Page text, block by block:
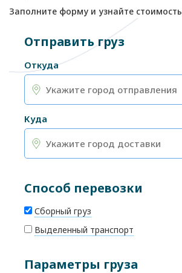
Заполните форму и узнайте стоимость
Отправить груз
Откуда
Куда
Способ перевозки
Сборный груз
Выделенный транспорт
Параметры груза